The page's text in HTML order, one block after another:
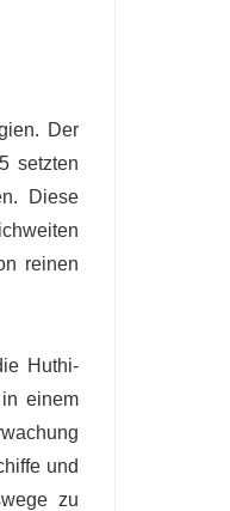
Der
setzten
Diese
reinen
Huthi-
einem
und
zu